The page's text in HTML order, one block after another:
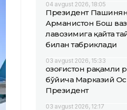
04 avgust 2026, 18:05
Президент
Арманистон Бош
лавозимига қайта
билан табриклади
03 avgust 2026, 15:33
Қозоғистон
бўйича Марказий
Президент
03 avgust 2026, 12:17